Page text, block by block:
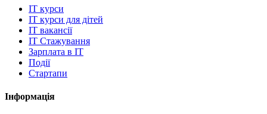
IT курси
IT курси для дітей
IT вакансії
IT Стажування
Зарплата в IT
Події
Стартапи
Інформація